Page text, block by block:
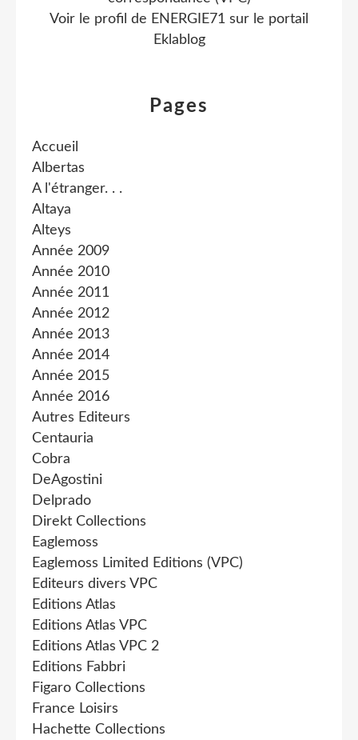
Pages
Accueil
Albertas
A l'étranger. . .
Altaya
Alteys
Année 2009
Année 2010
Année 2011
Année 2012
Année 2013
Année 2014
Année 2015
Année 2016
Autres Editeurs
Centauria
Cobra
DeAgostini
Delprado
Direkt Collections
Eaglemoss
Eaglemoss Limited Editions (VPC)
Editeurs divers VPC
Editions Atlas
Editions Atlas VPC
Editions Atlas VPC 2
Editions Fabbri
Figaro Collections
France Loisirs
Hachette Collections
Voir le profil de ENERGIE71 sur le portail
Eklablog